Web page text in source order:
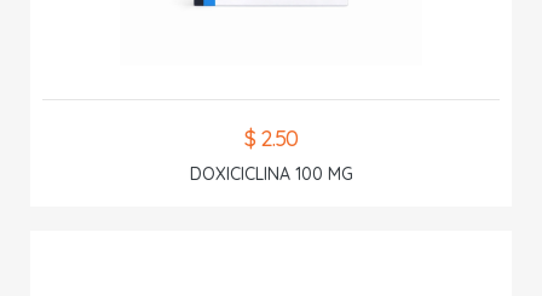
$ 2.50
DOXICICLINA 100 MG